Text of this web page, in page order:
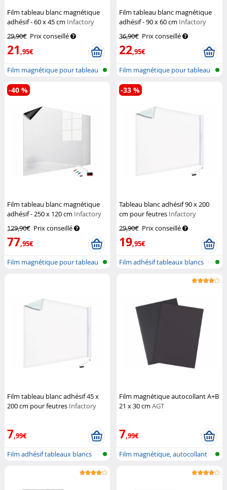
Film tableau blanc magnétique
adhésif - 60 x 45 cm Infactory
29,90€ Prix conseillé
21,95€
Film magnétique pour tableau
blanc
Film tableau blanc magnétique
adhésif - 90 x 60 cm Infactory
36,90€ Prix conseillé
22,95€
Film magnétique pour tableau
blanc
Film tableau blanc magnétique
adhésif - 250 x 120 cm Infactory
129,90€ Prix conseillé
77,95€
-40 %
Film magnétique pour tableau
Tableau blanc adhésif 90 x 200
cm pour feutres Infactory
29,90€ Prix conseillé
19,95€
-33 %
Film adhésif tableaux blancs
Film tableau blanc adhésif 45 x
200 cm pour feutres Infactory
7,99€
Film adhésif tableaux blancs
Film magnétique autocollant A+B
21 x 30 cmAGT
7,99€
Film magnétique, autocollant